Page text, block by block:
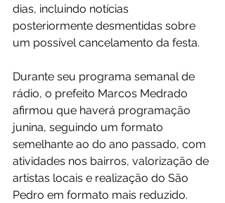
dias, incluindo notícias
posteriormente desmentidas sobre
um possível cancelamento da festa.
Durante seu programa semanal de
rádio, o prefeito Marcos Medrado
afirmou que haverá programação
junina, seguindo um formato
semelhante ao do ano passado, com
atividades nos bairros, valorização de
artistas locais e realização do São
Pedro em formato mais reduzido.